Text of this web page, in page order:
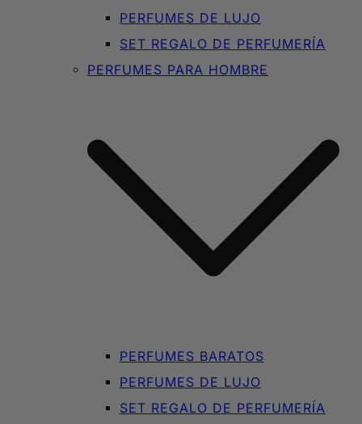
PERFUMES DE LUJO
SET REGALO DE PERFUMERÍA
PERFUMES PARA HOMBRE
PERFUMES BARATOS
PERFUMES DE LUJO
SET REGALO DE PERFUMERÍA